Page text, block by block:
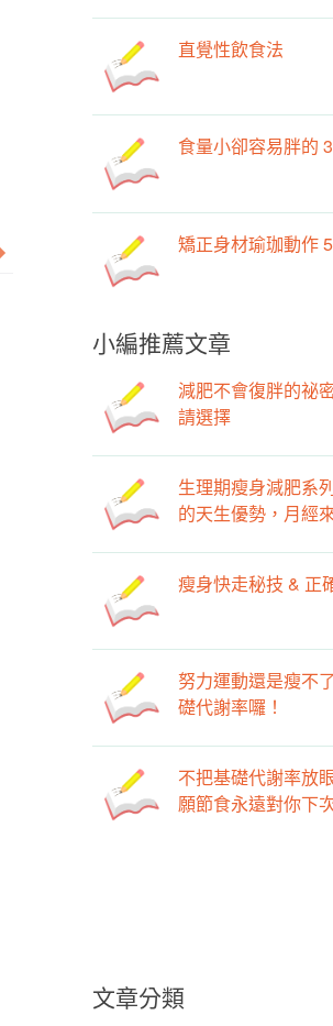
直覺性飲食法
食量小卻容易胖的
矯正身材瑜珈動作
小編推薦文章
減肥不會復胖的祕
請選擇
生理期瘦身減肥系
的天生優勢，月經
瘦身快走秘技 & 正
努力運動還是瘦不
礎代謝率囉！
不把基礎代謝率放
願節食永遠對你下
文章分類